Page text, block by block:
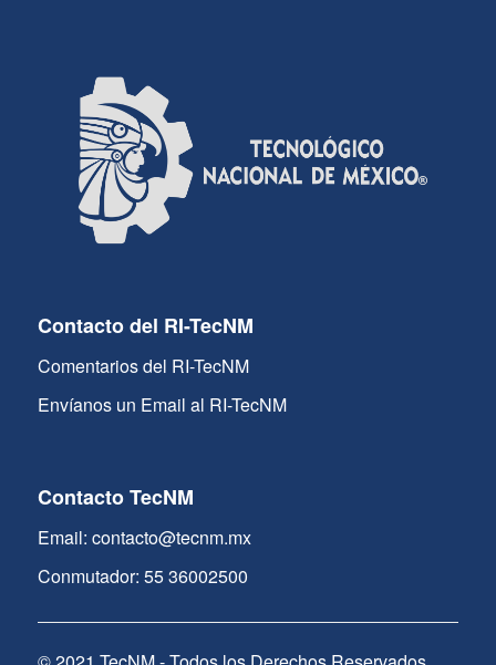
Contacto del RI-TecNM
Comentarios del RI-TecNM
Envíanos un Email al RI-TecNM
Contacto TecNM
Email: contacto@tecnm.mx
Conmutador: 55 36002500